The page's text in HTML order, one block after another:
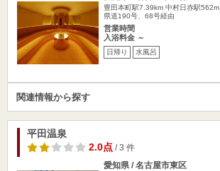
豊田本町駅7.39km 中村日赤駅562m
県道190号、68号経由
営業時間
入浴料金 ～
日帰り 水風呂
関連情報から探す
平田温泉
2.0点/ 3 件
愛知県 / 名古屋市東区